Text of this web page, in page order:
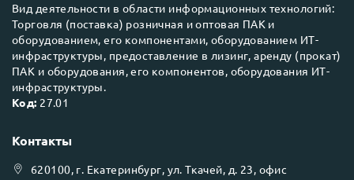
Вид деятельности в области информационных технологий:
Торговля (поставка) розничная и оптовая ПАК и
оборудованием, его компонентами, оборудованием ИТ-
инфраструктуры, предоставление в лизинг, аренду (прокат)
ПАК и оборудования, его компонентов, оборудования ИТ-
инфраструктуры.
Код: 27.01
Контакты
620100, г. Екатеринбург, ул.Ткачей, д. 23, офис